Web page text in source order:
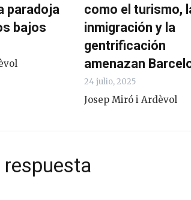
paradoja
bajos
como el turismo,
inmigración y la
gentrificación
amenazan
24 julio, 2025
Josep Miró i Ardèvol
respuesta